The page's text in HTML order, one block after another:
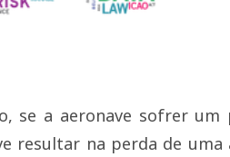
se a aeronave sofrer
resultar na perda de